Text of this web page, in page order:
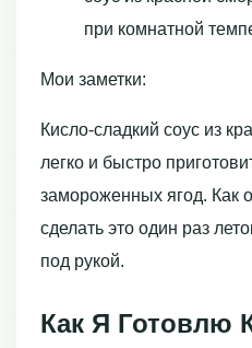
при комнатной
Мои заметки:
Кисло-сладкий соус из
легко и быстро
замороженных ягод. Как
сделать это один раз
под рукой.
Как Я Готовлю